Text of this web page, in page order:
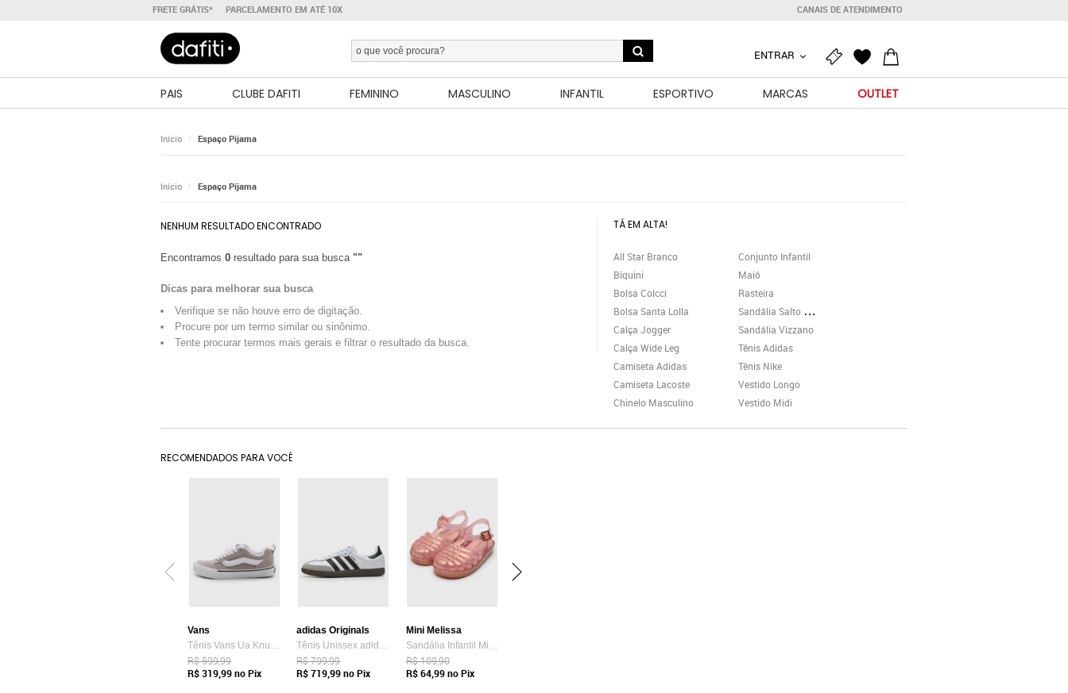
FRETE GRÁTIS* PARCELAMENTO EM ATÉ 10X CANAIS DE ATENDIMENTO
ENTRAR
PAIS CLUBE DAFITI FEMININO MASCULINO INFANTIL ESPORTIVO MARCAS OUTLET
Início Espaço Pijama
Início Espaço Pijama
NENHUM RESULTADO ENCONTRADO
Encontramos 0 resultado para sua busca ""
Dicas para melhorar sua busca
Verifique se não houve erro de digitação.
Procure por um termo similar ou sinônimo.
Tente procurar termos mais gerais e filtrar o resultado da busca.
TÁ EM ALTA!
All Star Branco
Biquini
Bolsa Colcci
Bolsa Santa Lolla
Calça Jogger
Calça Wide Leg
Camiseta Adidas
Camiseta Lacoste
Chinelo Masculino
Conjunto Infantil
Maiô
Rasteira
Sandália Salto Grosso
Sandália Vizzano
Tênis Adidas
Tênis Nike
Vestido Longo
Vestido Midi
RECOMENDADOS PARA VOCÊ
Vans
Tênis Vans Ua Knu Skool Bege
R$ 599,99
R$ 319,99no Pix
adidas Originals
Tênis Unissex adidas Originals Samba OG Branco
R$ 799,99
R$ 719,99no Pix
Mini Melissa
Sandália Infantil Mini Melissa Possession Shiny B Rosê
R$ 109,90
R$ 64,99no Pix